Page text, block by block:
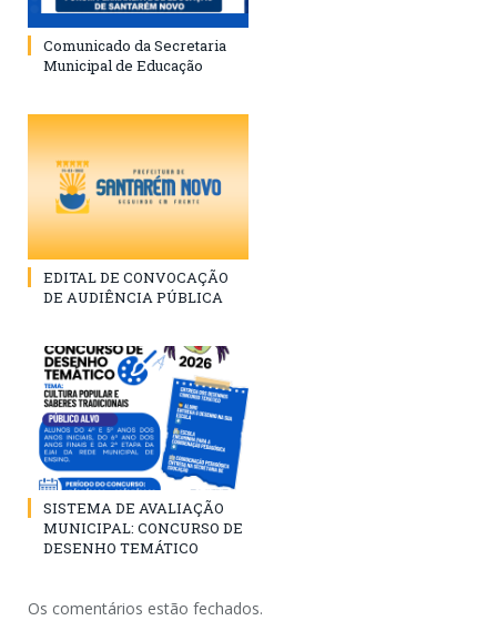
Comunicado da Secretaria
Municipal de Educação
EDITAL DE CONVOCAÇÃO
DE AUDIÊNCIA PÚBLICA
SISTEMA DE AVALIAÇÃO
MUNICIPAL: CONCURSO DE
DESENHO TEMÁTICO
Os comentários estão fechados.